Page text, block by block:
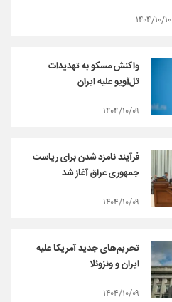
۱۴۰۴/۱۰/۱۰
واکنش مسکو به تهدیدات
تل‌آویو علیه ایران
۱۴۰۴/۱۰/۰۹
فرآیند نامزد شدن برای ریاست
جمهوری عراق آغاز شد
۱۴۰۴/۱۰/۰۹
تحریم‌های جدید آمریکا علیه
ایران و ونزوئلا
۱۴۰۴/۱۰/۰۹